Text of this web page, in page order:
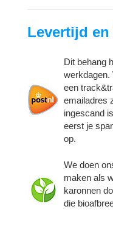
Levertijd
Dit behang
werkdagen.
een
emailadres
ingescand
eerst je
op.
We doen
maken als
karonnen
die